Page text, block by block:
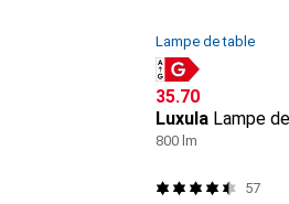
Lampe de table
CHF
35.70
Luxula Lampe
800 lm
57